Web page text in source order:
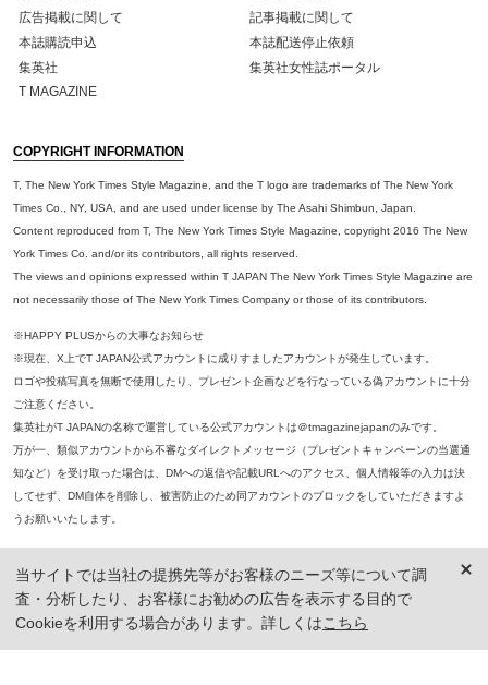
広告掲載に関して
記事掲載に関して
本誌購読申込
本誌配送停止依頼
集英社
集英社女性誌ポータル
T MAGAZINE
COPYRIGHT INFORMATION
T, The New York Times Style Magazine, and the T logo are trademarks of The New York
Times Co., NY, USA, and are used under license by The Asahi Shimbun, Japan.
Content reproduced from T, The New York Times Style Magazine, copyright 2016 The New
York Times Co. and/or its contributors, all rights reserved.
The views and opinions expressed within T JAPAN The New York Times Style Magazine are
not necessarily those of The New York Times Company or those of its contributors.
※HAPPY PLUSからの大事なお知らせ
※現在、X上でT JAPAN公式アカウントに成りすましたアカウントが発生しています。
ロゴや投稿写真を無断で使用したり、プレゼント企画などを行なっている偽アカウントに十分
ご注意ください。
集英社がT JAPANの名称で運営している公式アカウントは＠tmagazinejapanのみです。
万が一、類似アカウントから不審なダイレクトメッセージ（プレゼントキャンペーンの当選通
知など）を受け取った場合は、DMへの返信や記載URLへのアクセス、個人情報等の入力は決
してせず、DM自体を削除し、被害防止のため同アカウントのブロックをしていただきますよ
うお願いいたします。
※ 掲載商品の価格は、特に記載がないかぎり、「税込価格」で表示しています。ただし、2021年3月18日以前に公開し
た記事については「本体価格（税抜）」での表示となり、 掲載価格には消費税が含まれておりませんのでご注意くだ
当サイトでは当社の提携先等がお客様のニーズ等について調
査・分析したり、お客様にお勧めの広告を表示する目的で
Cookieを利用する場合があります。詳しくはこちら